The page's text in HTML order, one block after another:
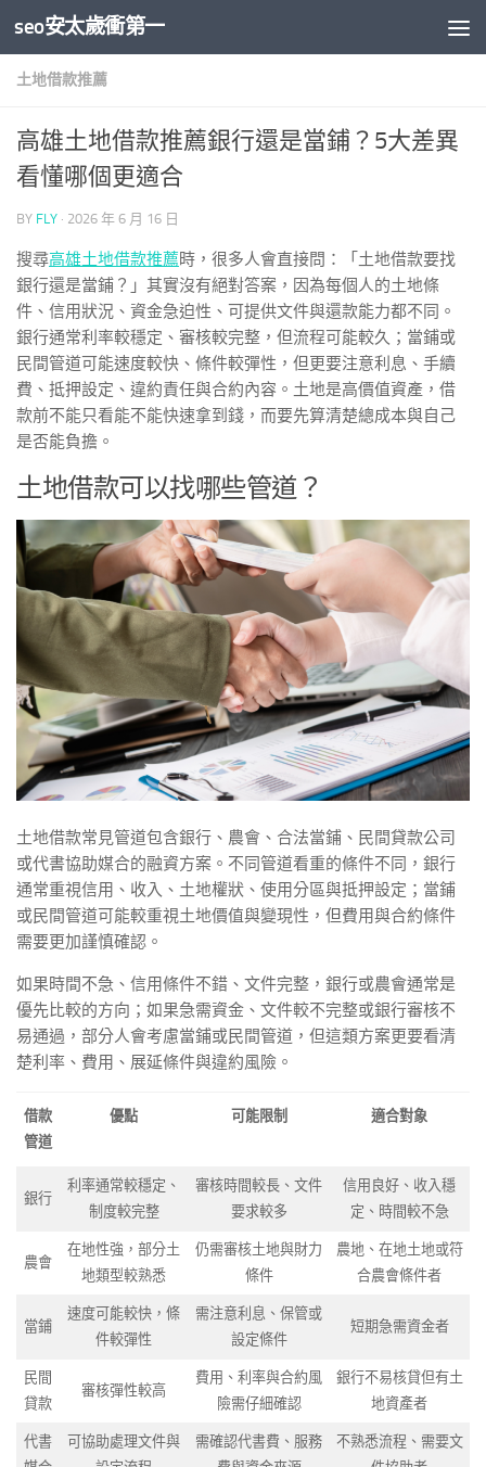
Skip to content
seo安太歲衝第一
土地借款推薦
高雄土地借款推薦銀行還是當鋪？5大差異
看懂哪個更適合
BY FLY · 2026 年 6 月 16 日
搜尋高雄土地借款推薦時，很多人會直接問：「土地借款要找
銀行還是當鋪？」其實沒有絕對答案，因為每個人的土地條
件、信用狀況、資金急迫性、可提供文件與還款能力都不同。
銀行通常利率較穩定、審核較完整，但流程可能較久；當鋪或
民間管道可能速度較快、條件較彈性，但更要注意利息、手續
費、抵押設定、違約責任與合約內容。土地是高價值資產，借
款前不能只看能不能快速拿到錢，而要先算清楚總成本與自己
是否能負擔。
土地借款可以找哪些管道？
土地借款常見管道包含銀行、農會、合法當鋪、民間貸款公司
或代書協助媒合的融資方案。不同管道看重的條件不同，銀行
通常重視信用、收入、土地權狀、使用分區與抵押設定；當鋪
或民間管道可能較重視土地價值與變現性，但費用與合約條件
需要更加謹慎確認。
如果時間不急、信用條件不錯、文件完整，銀行或農會通常是
優先比較的方向；如果急需資金、文件較不完整或銀行審核不
易通過，部分人會考慮當鋪或民間管道，但這類方案更要看清
楚利率、費用、展延條件與違約風險。
借款
管道
優點 可能限制 適合對象
銀行
利率通常較穩定、
制度較完整
審核時間較長、文件
要求較多
信用良好、收入穩
定、時間較不急
農會
在地性強，部分土
地類型較熟悉
仍需審核土地與財力
條件
農地、在地土地或符
合農會條件者
當鋪
速度可能較快，條
件較彈性
需注意利息、保管或
設定條件
短期急需資金者
民間
貸款
審核彈性較高
費用、利率與合約風
險需仔細確認
銀行不易核貸但有土
地資產者
代書
可協助處理文件與
需確認代書費、服務
不熟悉流程、需要文